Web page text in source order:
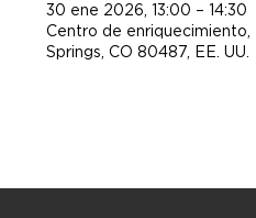
30 ene 2026, 13:00 – 14:30
Centro de
Springs, CO 80487, EE. UU.